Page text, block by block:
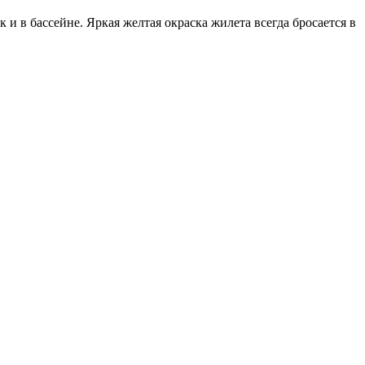
бассейне. Яркая желтая окраска жилета всегда бросается в